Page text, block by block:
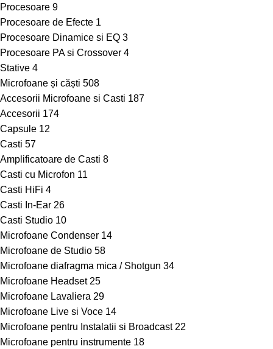
Procesoare 9
Procesoare de Efecte 1
Procesoare Dinamice si EQ 3
Procesoare PA si Crossover 4
Stative 4
Microfoane și căști 508
Accesorii Microfoane si Casti 187
Accesorii 174
Capsule 12
Casti 57
Amplificatoare de Casti 8
Casti cu Microfon 11
Casti HiFi 4
Casti In-Ear 26
Casti Studio 10
Microfoane Condenser 14
Microfoane de Studio 58
Microfoane diafragma mica / Shotgun 34
Microfoane Headset 25
Microfoane Lavaliera 29
Microfoane Live si Voce 14
Microfoane pentru Instalatii si Broadcast 22
Microfoane pentru instrumente 18